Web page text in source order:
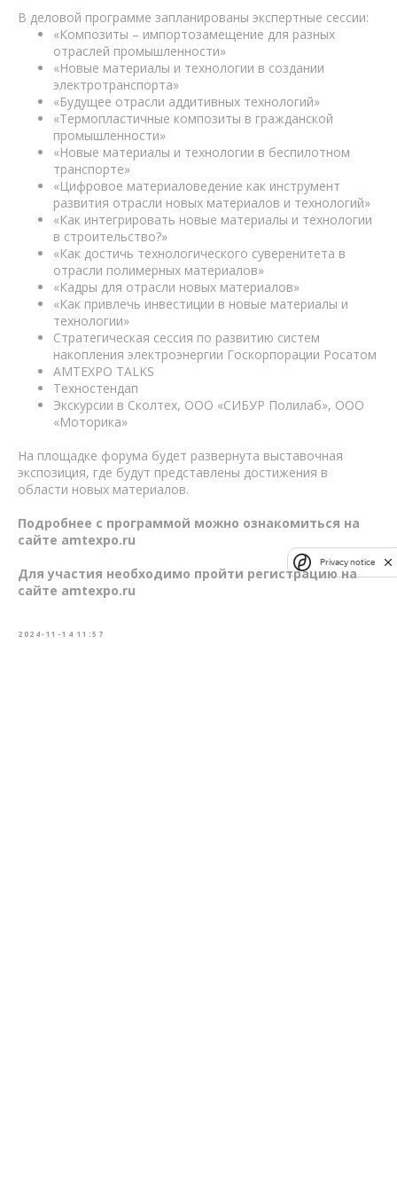
В деловой программе запланированы экспертные сессии:
«Композиты – импортозамещение для разных
отраслей промышленности»
«Новые материалы и технологии в создании
электротранспорта»
«Будущее отрасли аддитивных технологий»
«Термопластичные композиты в гражданской
промышленности»
«Новые материалы и технологии в беспилотном
транспорте»
«Цифровое материаловедение как инструмент
развития отрасли новых материалов и технологий»
«Как интегрировать новые материалы и технологии
в строительство?»
«Как достичь технологического суверенитета в
отрасли полимерных материалов»
«Кадры для отрасли новых материалов»
«Как привлечь инвестиции в новые материалы и
технологии»
Стратегическая сессия по развитию систем
накопления электроэнергии Госкорпорации Росатом
AMTEXPO TALKS
Техностендап
Экскурсии в Сколтех, ООО «СИБУР Полилаб», ООО
«Моторика»
На площадке форума будет развернута выставочная
экспозиция, где будут представлены достижения в
области новых материалов.
Подробнее с программой можно ознакомиться на
сайте amtexpo.ru
Для участия необходимо пройти регистрацию на
сайте amtexpo.ru
2024-11-14 11:57
Privacy notice